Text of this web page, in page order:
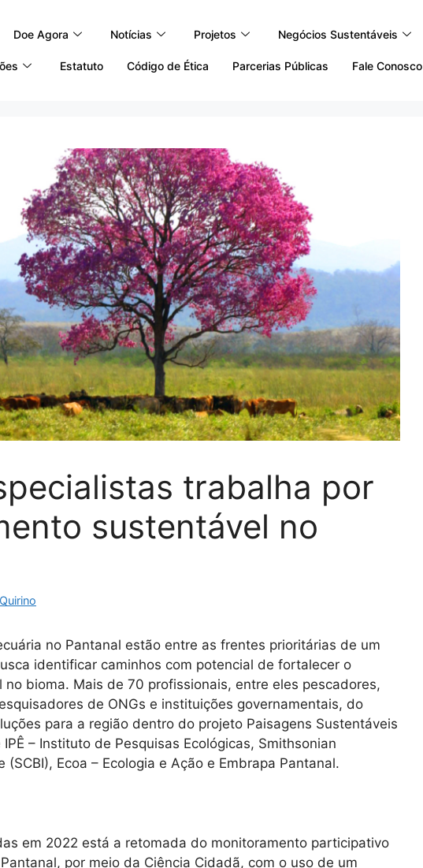
Doe Agora Notícias Projetos Negócios Sustentáveis
Estatuto Código de Ética Parcerias Públicas Fale Conosco
trabalha por
sustentável no
no Pantanal estão entre as frentes prioritárias de um
identificar caminhos com potencial de fortalecer o
bioma. Mais de 70 profissionais, entre eles pescadores,
de ONGs e instituições governamentais, do
para a região dentro do projeto Paisagens Sustentáveis
– Instituto de Pesquisas Ecológicas, Smithsonian
Ecoa – Ecologia e Ação e Embrapa Pantanal.
em 2022 está a retomada do monitoramento participativo
por meio da Ciência Cidadã, com o uso de um